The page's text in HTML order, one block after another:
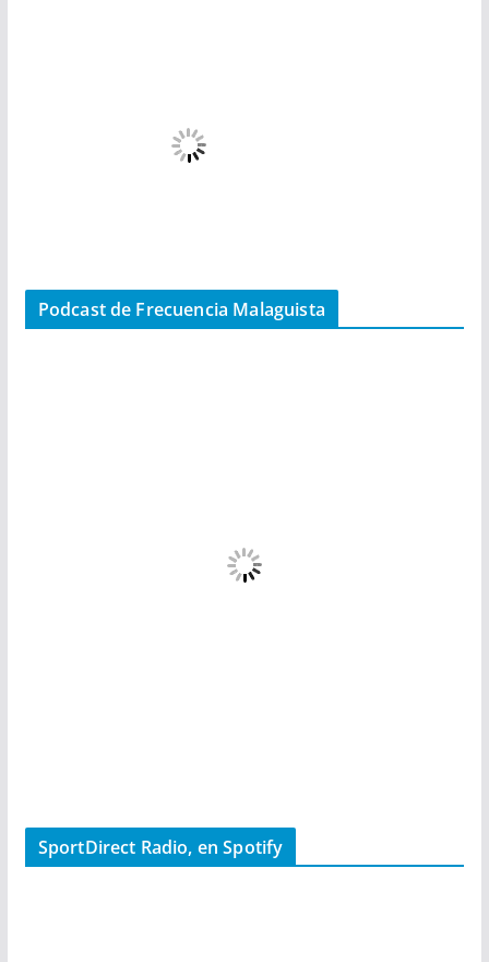
Podcast de Frecuencia Malaguista
SportDirect Radio, en Spotify